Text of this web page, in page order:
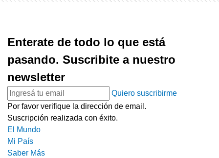
Enterate de todo lo que está
pasando. Suscribite a nuestro
newsletter
Quiero suscribirme
Por favor verifique la dirección de email.
Suscripción realizada con éxito.
El Mundo
Mi País
Saber Más